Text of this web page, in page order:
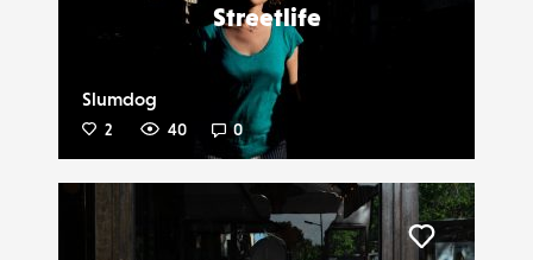
Streetlife
Slumdog
2 40 0
Liker